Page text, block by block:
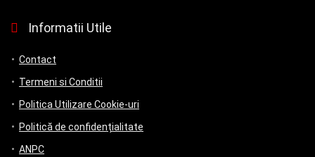
Informatii Utile
Contact
Termeni si Conditii
Politica Utilizare Cookie-uri
Politică de confidențialitate
ANPC